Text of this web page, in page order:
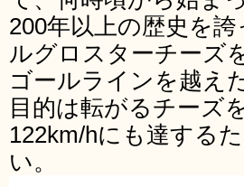
200年以上の歴史を
ルグロスターチーズ
ゴールラインを越え
目的は転がるチーズ
122km/hにも達する
い。